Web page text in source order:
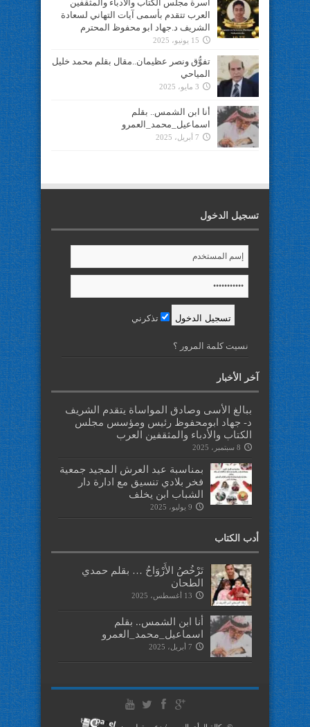
أسرة مجلس الكتاب والأدباء والمثقفين
العرب تتقدم بأسمى آيات التهاني لسعادة
الشريف د.جهاد ابو محفوظ المحترم
15 يونيو، 2025
تفوُّق ونصر عظيمان..مقال بقلم محمد خليل
المياحي
3 مايو، 2025
أنا ابن الشمس.. بقلم
اسماعيل_محمد_العمرو
7 أبريل، 2025
تسجيل الدخول
تذكرني
نسيت كلمة المرور ؟
آخر الأخبار
ببالغ الأسى وصادق المواساة يتقدم الشريف
د- جهاد ابومحفوظ رئيس ومؤسس مجلس
الكتاب والأدباء والمثقفين العرب
8 سبتمبر، 2025
بمناسبة عيد العرش المجيد جمعية
فخر بلادي تنسيق مع ادارة دار
الشباب ابن يخلف
9 يوليو، 2025
أدب الكتاب
تَرْخُصُ الأَرْوَاحُ … بقلم حمدي
الطحان
13 أغسطس، 2025
أنا ابن الشمس.. بقلم
اسماعيل_محمد_العمرو
7 أبريل، 2025